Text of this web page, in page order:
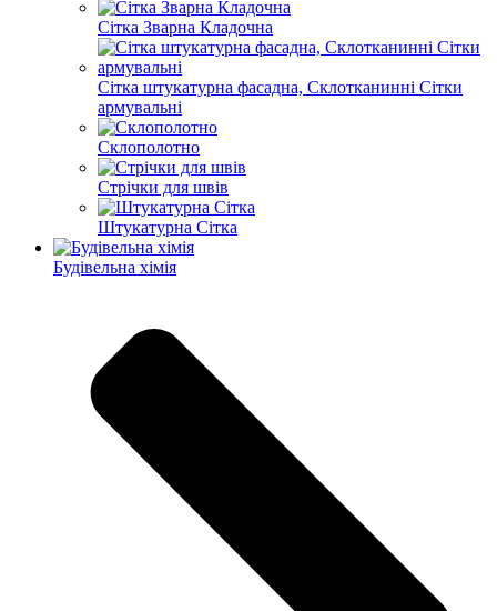
Сітка Зварна Кладочна
Сітка штукатурна фасадна, Склотканинні Сітки
армувальні
Склополотно
Стрічки для швів
Штукатурна Сітка
Будівельна хімія